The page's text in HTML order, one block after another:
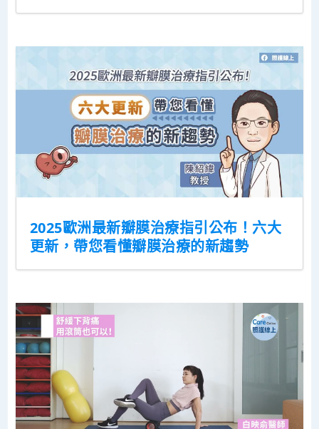
2025歐洲最新瓣膜治療指引公布！六大
更新，帶您看懂瓣膜治療的新趨勢